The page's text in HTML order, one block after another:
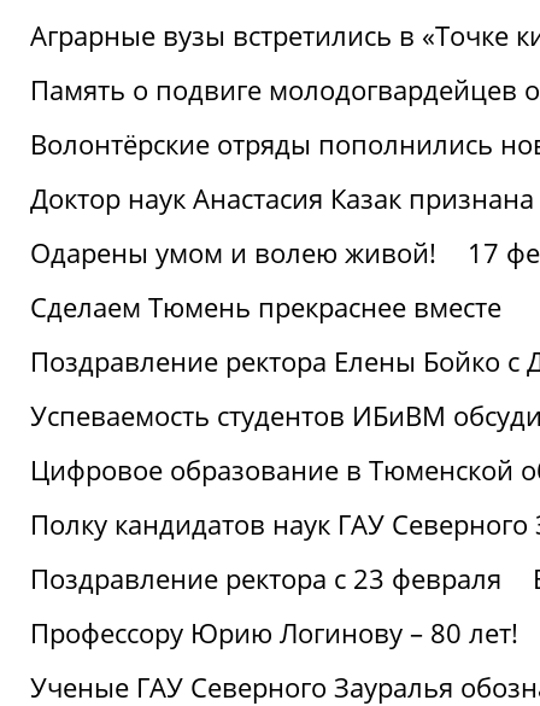
Аграрные вузы встретились в «Точке
Память о подвиге молодогвардейцев
Волонтёрские отряды пополнились
Доктор наук Анастасия Казак
Одарены умом и волею живой!
17
Сделаем Тюмень прекраснее вместе
Поздравление ректора Елены Бойко с
Успеваемость студентов ИБиВМ
Цифровое образование в Тюменской
Полку кандидатов наук ГАУ
Поздравление ректора с 23 февраля
Профессору Юрию Логинову – 80 лет!
Ученые ГАУ Северного Зауралья